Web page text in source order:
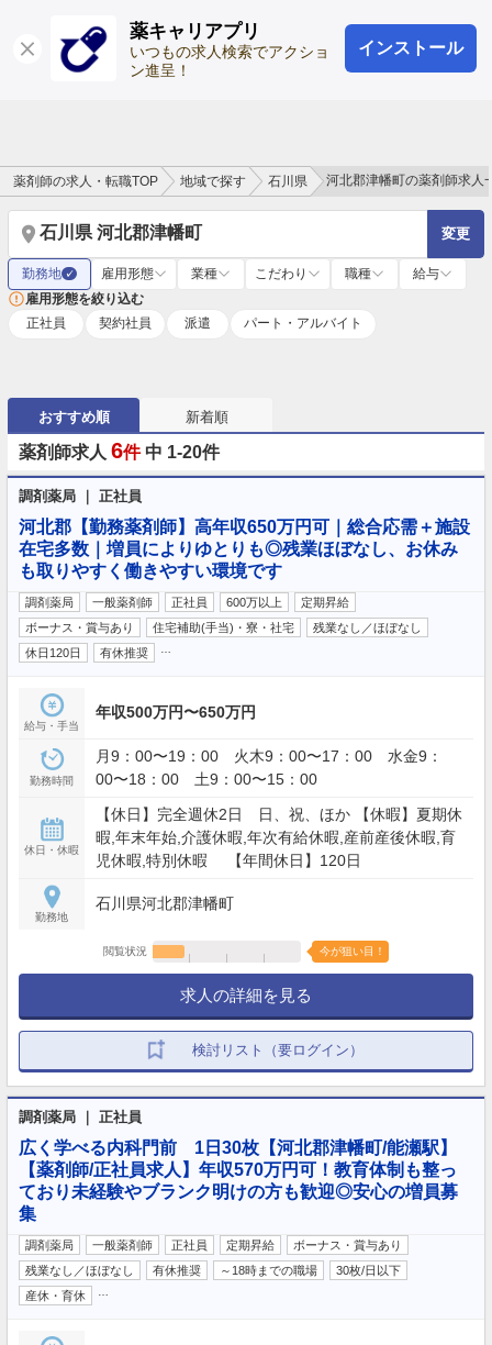
薬キャリアプリ
いつもの求人検索でアクショ
ン進呈！
インストール
ログイン 会員登録
薬剤師の求人・転職TOP 地域で探す 石川県 河北郡津幡町の薬剤師求人
石川県 河北郡津幡町 変更
勤務地 ✓ 雇用形態 業種 こだわり 職種
給与
雇用形態を絞り込む
正社員
契約社員 派遣 パート・アルバイト
おすすめ順 新着順
薬剤師求人 6件 中 1-20件
調剤薬局 ｜ 正社員
河北郡【勤務薬剤師】高年収650万円可｜総合応需＋施設
在宅多数｜増員によりゆとりも◎残業ほぼなし、お休み
も取りやすく働きやすい環境です
調剤薬局 一般薬剤師 正社員 600万以上
定期昇給
ボーナス・賞与あり
住宅補助(手当)・寮・社宅
残業なし／ほぼなし
休日120日
有休推奨
給与・手当
年収500万円〜650万円
勤務時間
月9：00〜19：00 火木9：00〜17：00 水金9：
00〜18：00 土9：00〜15：00
休日・休暇
【休日】完全週休2日 日、祝、ほか 【休暇】夏期休
暇,年末年始,介護休暇,年次有給休暇,産前産後休暇,育
児休暇,特別休暇 【年間休日】120日
勤務地
石川県河北郡津幡町
閲覧状況 今が狙い目！
求人の詳細を見る
検討リスト（要ログイン）
調剤薬局 ｜ 正社員
広く学べる内科門前 1日30枚【河北郡津幡町/能瀬駅】
【薬剤師/正社員求人】年収570万円可！教育体制も整っ
ており未経験やブランク明けの方も歓迎◎安心の増員募
集
調剤薬局 一般薬剤師 正社員 定期昇給
ボーナス・賞与あり
残業なし／ほぼなし
有休推奨 ～18時までの職場
30枚/日以下
産休・育休